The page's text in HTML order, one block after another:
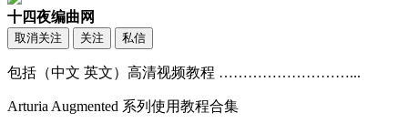
十四夜编曲网
取消关注 关注 私信
包括（中文 英文）高清视频教程 ………………………...
Arturia Augmented 系列使用教程合集